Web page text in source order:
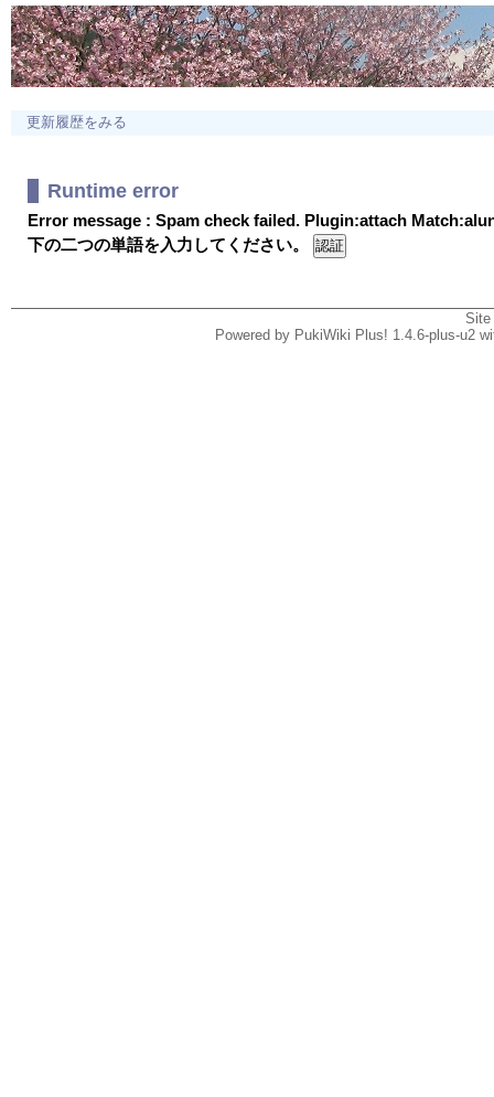
更新履歴をみる
Runtime error
Error message : Spam check failed. Plugin:attach
下の二つの単語を入力してください。
Powered by PukiWiki Plus! 1.4.6-plus-u2